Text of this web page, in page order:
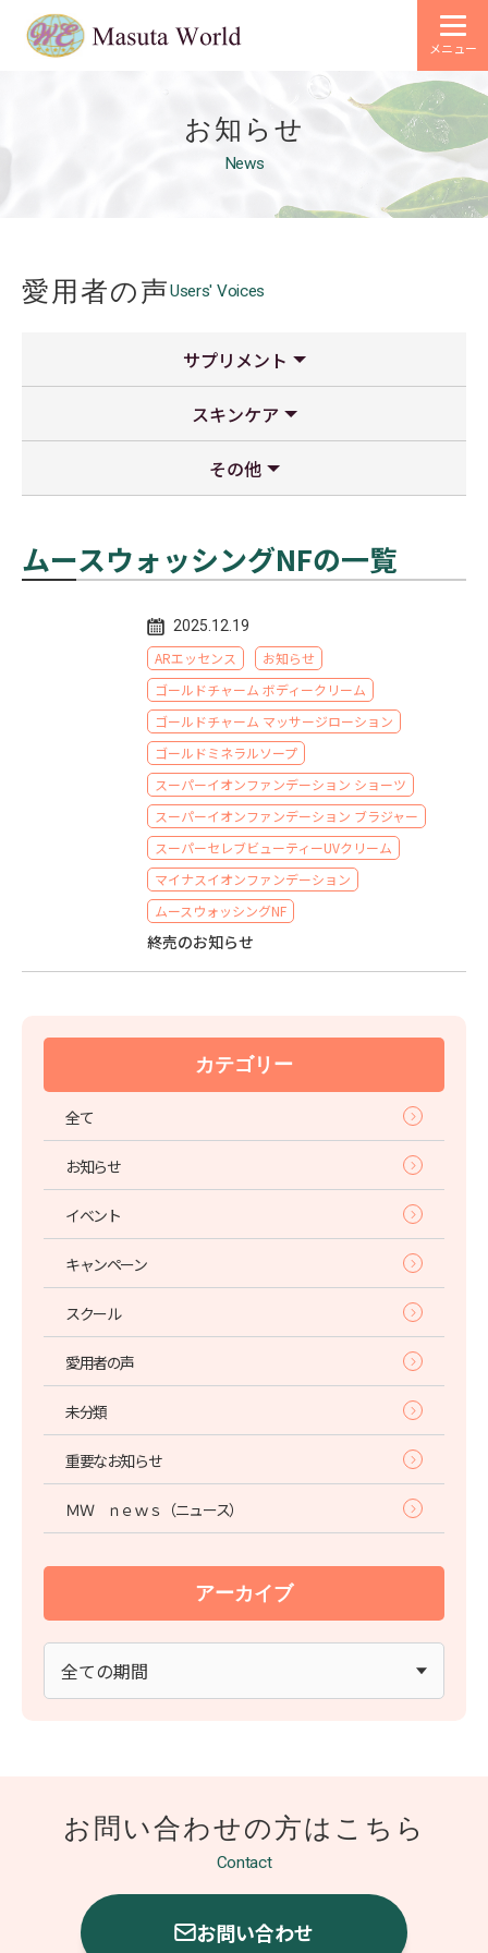
メニュー
お知らせ
News
愛用者の声Users' Voices
サプリメント
BIO XG-310(バイオエックスジー310)
SHIKISO
コツガスピード 南極のOMEGA 納豆芽胞
遠赤焙煎ルイボスティー
スキンケア
BBクリーム
イオンウォーター
ゴールドチャーム ボディークリーム
ゴールドチャーム マッサージローション
ゴールドトゥースジェル
ゴールドナチュラルファンデーション
ゴールドミネラルソープ
シルキーダイヤモンドウォッシング
シルキーダイヤモンドクリーム
シルキーダイヤモンドジェル
スーパーゴールドウォーター
スーパーセレブビューティーUVクリーム ハ元気SOD
ピュアフェースファンデーション
ミネラックスパック
その他
スーパーイオンファンデーション ブラジャー
ディスポーザー マイナスイオンファンデーション
ミネラックスパーフェクトクリーナー
ムースウォッシングNFの一覧
2025.12.19
ARエッセンス
お知らせ
ゴールドチャーム ボディークリーム
ゴールドチャーム マッサージローション
ゴールドミネラルソープ
スーパーイオンファンデーション ショーツ
スーパーイオンファンデーション ブラジャー
スーパーセレブビューティーUVクリーム
マイナスイオンファンデーション
ムースウォッシングNF
終売のお知らせ
カテゴリー
全て
お知らせ
イベント
キャンペーン
スクール
愛用者の声
未分類
重要なお知らせ
ＭＷ ｎｅｗｓ（ニュース）
アーカイブ
お問い合わせの方は こちら
Contact
お問い合わせ